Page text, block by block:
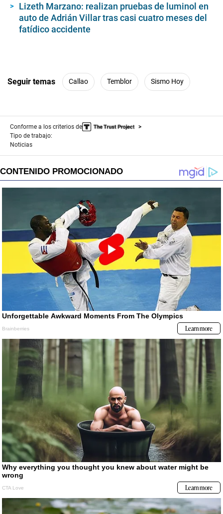
Lizeth Marzano: realizan pruebas de luminol en
auto de Adrián Villar tras casi cuatro meses del
fatídico accidente
Seguir temas Callao Temblor Sismo Hoy
Conforme a los criterios de
Tipo de trabajo:
Noticias